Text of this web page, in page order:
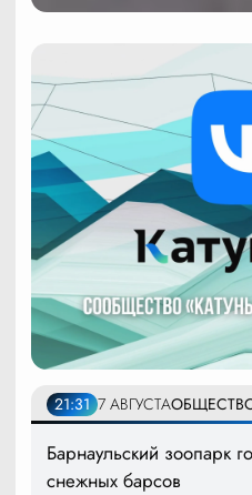
21:31 7 АВГУСТА
Барнаульский зоопарк
снежных барсов